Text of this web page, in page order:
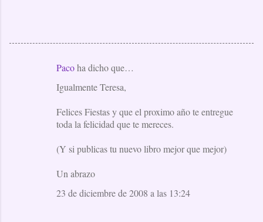
Pacoha dicho que…
Igualmente Teresa,
Felices Fiestas y que el proximo año te entregue
toda la felicidad que te mereces.
(Y si publicas tu nuevo libro mejor que mejor)
Un abrazo
23 de diciembre de 2008 a las 13:24